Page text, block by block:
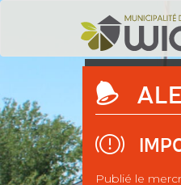
Publié le